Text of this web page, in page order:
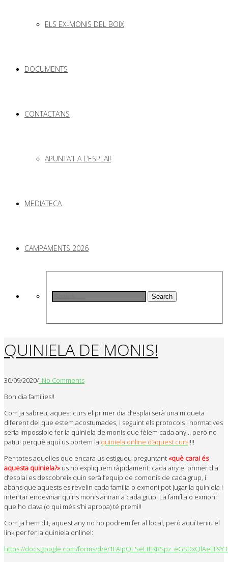
ELS EX-MONIS DEL BOIX
DOCUMENTS
CONTACTA’NS
APUNTA’T A L’ESPLAI!
MEDIATECA
CAMPAMENTS 2026
Search
QUINIELA DE MONIS!
30/09/2020/ No Comments
Bon dia famílies!!
Com ja sabreu, aquest curs el primer dia d’esplai serà una miqueta
diferent del que estem acostumades, i seguint els protocols i normatives
seria impossible fer la quiniela de monis que fèiem cada any… però no
patiu! perquè aquí us portem la quiniela online d’aquest curs!!!!
Per totes aquelles que encara us estigueu preguntant «què carai és
aquesta quiniela?» us ho expliquem ràpidament: cada any el primer dia
d’esplai es descobreix quin serà l’equip de comonis de cada grup, i
abans que aquests es revelin cada família o exmoni pot jugar la quiniela i
intentar endevinar quins monis aniran a cada grup. La família o exmoni
que ho clava (o qui més s’hi apropa) té premi!!
Com ja hem dit, aquest any no ho podrem fer al local, però aquí teniu el
link per fer la quiniela online!:
https://docs.google.com/forms/d/e/